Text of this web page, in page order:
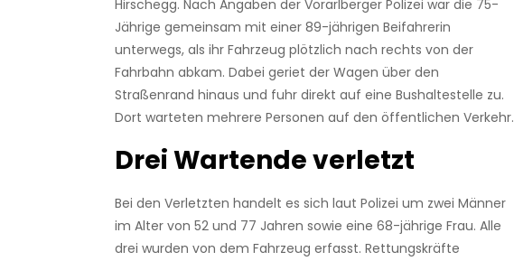
Hirschegg. Nach Angaben der Vorarlberger Polizei war die 75-
Jährige gemeinsam mit einer 89-jährigen Beifahrerin
unterwegs, als ihr Fahrzeug plötzlich nach rechts von der
Fahrbahn abkam. Dabei geriet der Wagen über den
Straßenrand hinaus und fuhr direkt auf eine Bushaltestelle zu.
Dort warteten mehrere Personen auf den öffentlichen Verkehr.
Drei Wartende verletzt
Bei den Verletzten handelt es sich laut Polizei um zwei Männer
im Alter von 52 und 77 Jahren sowie eine 68-jährige Frau. Alle
drei wurden von dem Fahrzeug erfasst. Rettungskräfte